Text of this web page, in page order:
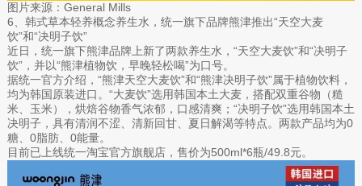
图片来源：General Mills
6、韩式草本轻养概念养生水，统一旗下品牌熊津推出“天空大麦
饮”和“决明子饮”
近日，统一旗下熊津品牌上新了两款养生水，“天空大麦饮”和“决明子
饮”，并以“熊津植物饮，早晚轻松喝”为口号。
据统一官方介绍，“熊津天空大麦饮”和“熊津决明子饮”属于植物饮料，
均为韩国原装进口。“大麦饮”选用韩国本土大麦，搭配双重谷物（糙
米、玉米），烘焙谷物香气浓郁，口感清爽；“决明子饮”选用韩国本土
决明子，具有清润不涩、清新回甘、夏日解渴等特点。两款产品均为0
糖、0脂肪、0能量。
目前已上线统一淘宝官方旗舰店，售价为500ml*6瓶/49.8元。